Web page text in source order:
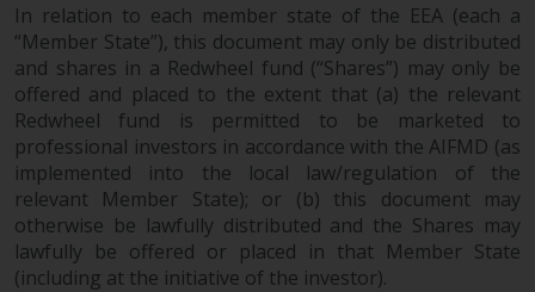
In relation to each member state of the EEA (each a
“Member State”), this document may only be distributed
and shares in a Redwheel fund (“Shares”) may only be
offered and placed to the extent that (a) the relevant
Redwheel fund is permitted to be marketed to
professional investors in accordance with the AIFMD (as
implemented into the local law/regulation of the
relevant Member State); or (b) this document may
otherwise be lawfully distributed and the Shares may
lawfully be offered or placed in that Member State
(including at the initiative of the investor).